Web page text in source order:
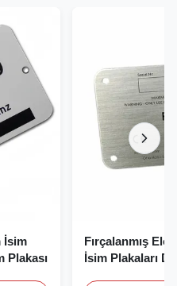
İsim
Plakası
Fırçalanmış
İsim Plakaları